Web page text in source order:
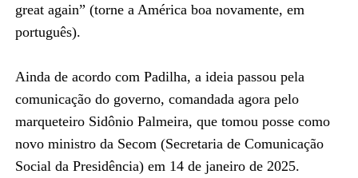
great again” (torne a América boa novamente, em
português).
Ainda de acordo com Padilha, a ideia passou pela
comunicação do governo, comandada agora pelo
marqueteiro Sidônio Palmeira, que tomou posse como
novo ministro da Secom (Secretaria de Comunicação
Social da Presidência) em 14 de janeiro de 2025.